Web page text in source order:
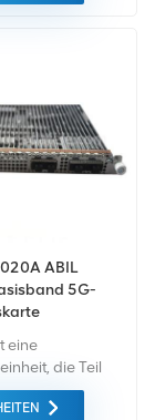
(SDR)-
TD-SCDMA,
ABIL
5G-
eine
die Teil
5G gNB
Der ABIL